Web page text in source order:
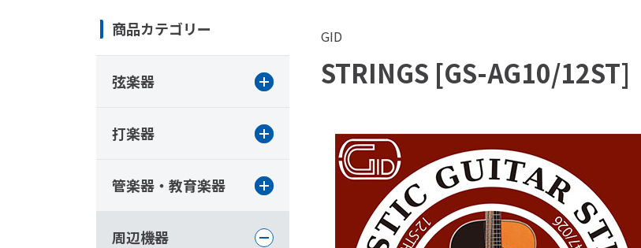
GID
STRINGS [GS-AG10/12ST]
商品カテゴリー
弦楽器
打楽器
管楽器・教育楽器
周辺機器